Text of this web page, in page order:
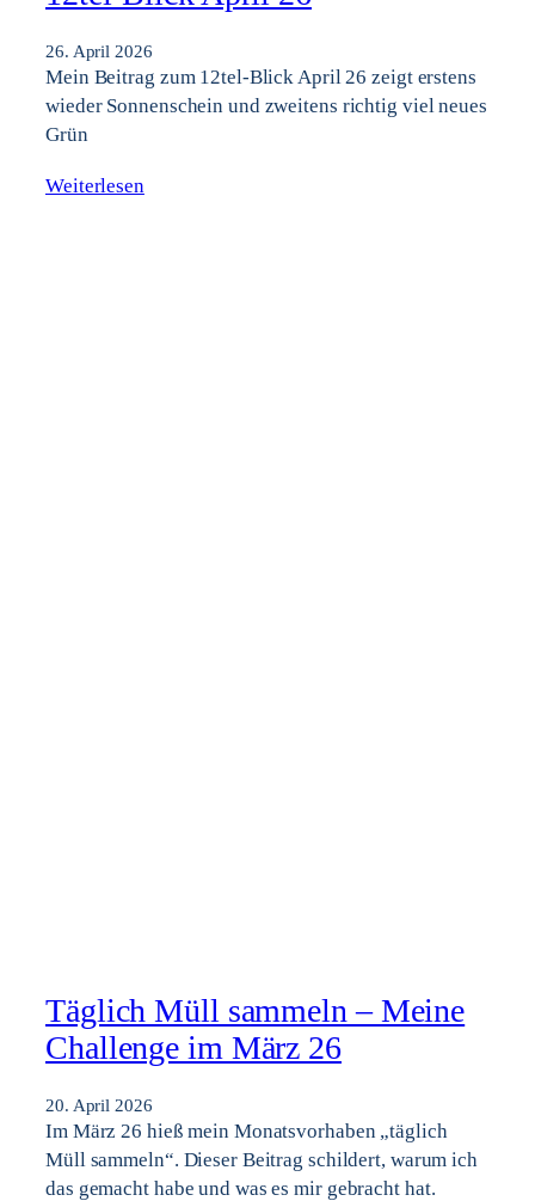
26. April 2026
Mein Beitrag zum 12tel-Blick April 26 zeigt erstens
wieder Sonnenschein und zweitens richtig viel neues
Grün
Weiterlesen
Täglich Müll sammeln – Meine
Challenge im März 26
20. April 2026
Im März 26 hieß mein Monatsvorhaben „täglich
Müll sammeln“. Dieser Beitrag schildert, warum ich
das gemacht habe und was es mir gebracht hat.